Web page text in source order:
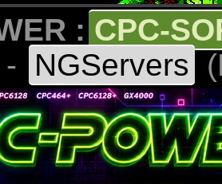
: CPC-
NGServers